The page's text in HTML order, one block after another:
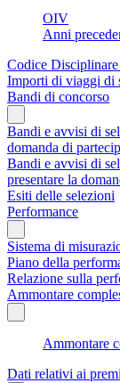
OIV
Anni
Codice
Importi di viaggi di
Bandi di concorso
Bandi e avvisi di
domanda di
Bandi e avvisi di
presentare la
Esiti delle selezioni
Performance
Sistema di
Piano della
Relazione sulla
Ammontare
Ammontare
Dati relativi ai premi